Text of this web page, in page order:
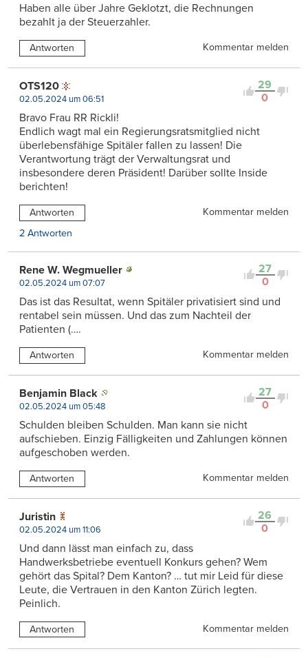
Haben alle über Jahre Geklotzt, die Rechnungen
bezahlt ja der Steuerzahler.
Antworten Kommentar melden
29
0
OTS120
02.05.2024 um 06:51
Bravo Frau RR Rickli!
Endlich wagt mal ein Regierungsratsmitglied nicht
überlebensfähige Spitäler fallen zu lassen! Die
Verantwortung trägt der Verwaltungsrat und
insbesondere deren Präsident! Darüber sollte Inside
berichten!
Antworten
Kommentar melden
2 Antworten
27
0
Rene W. Wegmueller
02.05.2024 um 07:07
Das ist das Resultat, wenn Spitäler privatisiert sind und
rentabel sein müssen. Und das zum Nachteil der
Patienten (….
Antworten Kommentar melden
27
0
Benjamin Black
02.05.2024 um 05:48
Schulden bleiben Schulden. Man kann sie nicht
aufschieben. Einzig Fälligkeiten und Zahlungen können
aufgeschoben werden.
Antworten Kommentar melden
26
0
Juristin
02.05.2024 um 11:06
Und dann lässt man einfach zu, dass
Handwerksbetriebe eventuell Konkurs gehen? Wem
gehört das Spital? Dem Kanton? … tut mir Leid für diese
Leute, die Vertrauen in den Kanton Zürich legten.
Peinlich.
Antworten Kommentar melden